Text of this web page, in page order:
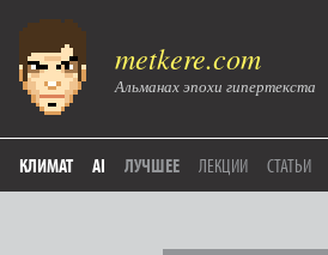
metkere.com
Альманах эпохи гипертекста
КЛИМАТ AI ЛУЧШЕЕ ЛЕКЦИИ СТАТЬИ